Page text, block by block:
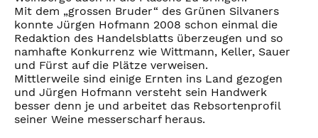
Mit dem „grossen Bruder“ des Grünen Silvaners
konnte Jürgen Hofmann 2008 schon einmal die
Redaktion des Handelsblatts überzeugen und so
namhafte Konkurrenz wie Wittmann, Keller, Sauer
und Fürst auf die Plätze verweisen.
Mittlerweile sind einige Ernten ins Land gezogen
und Jürgen Hofmann versteht sein Handwerk
besser denn je und arbeitet das Rebsortenprofil
seiner Weine messerscharf heraus.